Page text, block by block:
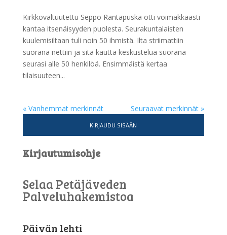
Kirkkovaltuutettu Seppo Rantapuska otti voimakkaasti
kantaa itsenäisyyden puolesta. Seurakuntalaisten
kuulemisiltaan tuli noin 50 ihmistä. Ilta striimattiin
suorana nettiin ja sitä kautta keskustelua suorana
seurasi alle 50 henkilöä. Ensimmäistä kertaa
tilaisuuteen...
« Vanhemmat merkinnät Seuraavat merkinnät »
KIRJAUDU SISÄÄN
Kirjautumisohje
Selaa Petäjäveden
Palveluhakemistoa
Päivän lehti